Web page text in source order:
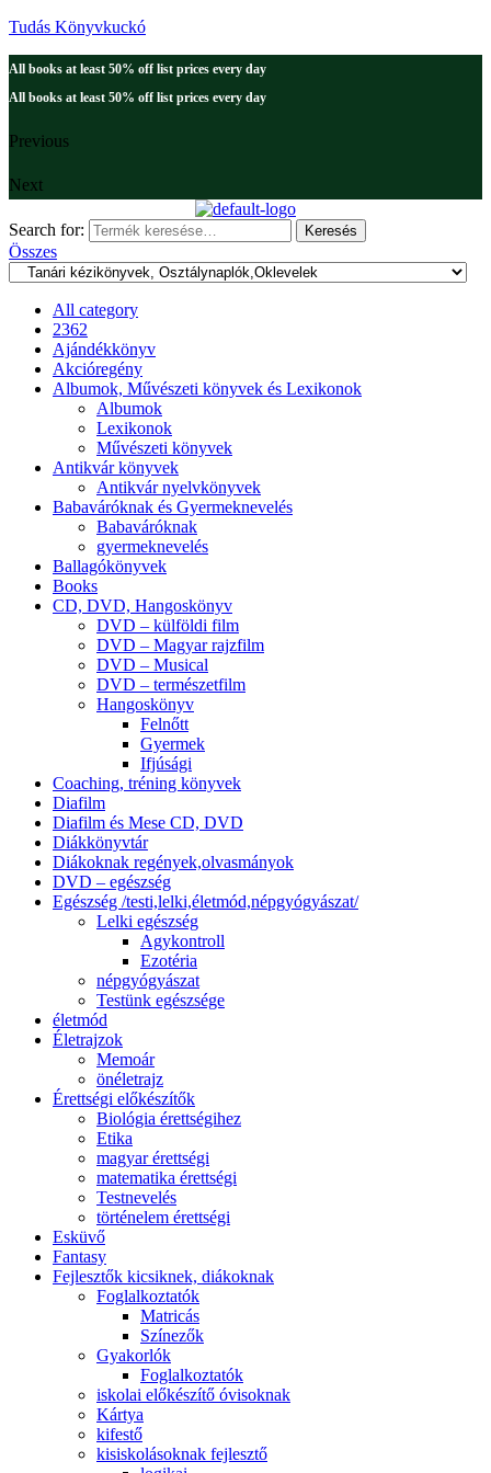
Tudás Könyvkuckó
All books at least 50% off list prices every day
All books at least 50% off list prices every day
Previous
Next
Search for: Keresés
Összes
All category
2362
Ajándékkönyv
Akcióregény
Albumok, Művészeti könyvek és Lexikonok
Albumok
Lexikonok
Művészeti könyvek
Antikvár könyvek
Antikvár nyelvkönyvek
Babaváróknak és Gyermeknevelés
Babaváróknak
gyermeknevelés
Ballagókönyvek
Books
CD, DVD, Hangoskönyv
DVD – külföldi film
DVD – Magyar rajzfilm
DVD – Musical
DVD – természetfilm
Hangoskönyv
Felnőtt
Gyermek
Ifjúsági
Coaching, tréning könyvek
Diafilm
Diafilm és Mese CD, DVD
Diákkönyvtár
Diákoknak regények,olvasmányok
DVD – egészség
Egészség /testi,lelki,életmód,népgyógyászat/
Lelki egészség
Agykontroll
Ezotéria
népgyógyászat
Testünk egészsége
életmód
Életrajzok
Memoár
önéletrajz
Érettségi előkészítők
Biológia érettségihez
Etika
magyar érettségi
matematika érettségi
Testnevelés
történelem érettségi
Esküvő
Fantasy
Fejlesztők kicsiknek, diákoknak
Foglalkoztatók
Matricás
Színezők
Gyakorlók
Foglalkoztatók
iskolai előkészítő óvisoknak
Kártya
kifestő
kisiskolásoknak fejlesztő